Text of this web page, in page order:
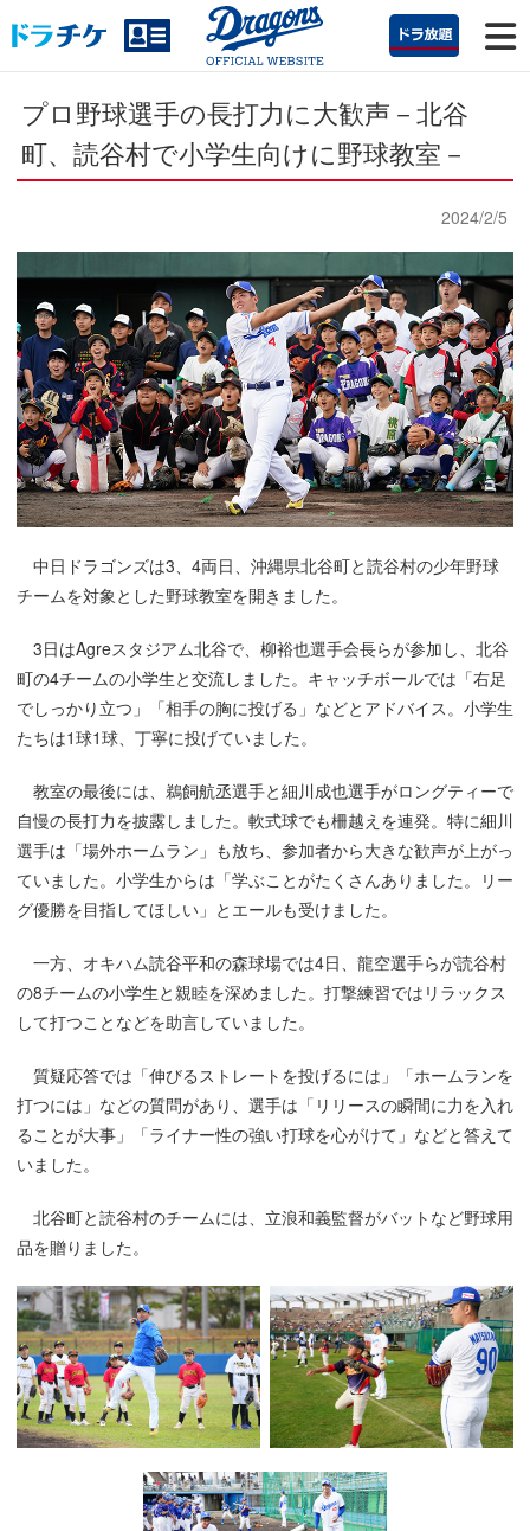
プロ野球選手の長打力に大歓声 －北谷
町、読谷村で小学生向けに野球教室－
2024/2/5
中日ドラゴンズは3、4両日、沖縄県北谷町と読谷村の少年野球
チームを対象とした野球教室を開きました。
3日はAgreスタジアム北谷で、柳裕也選手会長らが参加し、北谷
町の4チームの小学生と交流しました。キャッチボールでは「右足
でしっかり立つ」「相手の胸に投げる」などとアドバイス。小学生
たちは1球1球、丁寧に投げていました。
教室の最後には、鵜飼航丞選手と細川成也選手がロングティーで
自慢の長打力を披露しました。軟式球でも柵越えを連発。特に細川
選手は「場外ホームラン」も放ち、参加者から大きな歓声が上がっ
ていました。小学生からは「学ぶことがたくさんありました。リー
グ優勝を目指してほしい」とエールも受けました。
一方、オキハム読谷平和の森球場では4日、龍空選手らが読谷村
の8チームの小学生と親睦を深めました。打撃練習ではリラックス
して打つことなどを助言していました。
質疑応答では「伸びるストレートを投げるには」「ホームランを
打つには」などの質問があり、選手は「リリースの瞬間に力を入れ
ることが大事」「ライナー性の強い打球を心がけて」などと答えて
いました。
北谷町と読谷村のチームには、立浪和義監督がバットなど野球用
品を贈りました。